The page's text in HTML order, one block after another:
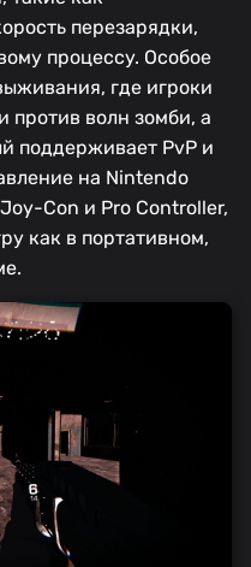
перезарядки,
процессу. Особое
где игроки
волн зомби, а
поддерживает PvP и
на Nintendo
Con и Pro Controller,
как в портативном,